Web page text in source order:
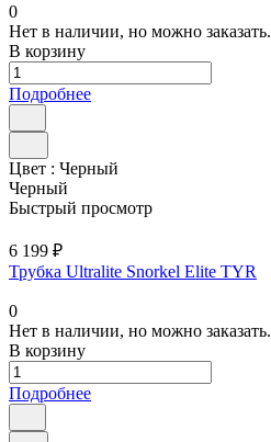
0
Нет в наличии, но можно заказать.
В корзину
Подробнее
Цвет : Черный
Черный
Быстрый просмотр
6 199 ₽
Трубка Ultralite Snorkel Elite TYR
0
Нет в наличии, но можно заказать.
В корзину
Подробнее